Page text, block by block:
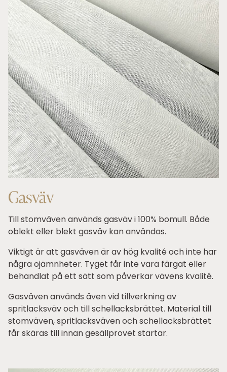
Gasväv
Till stomväven används gasväv i 100% bomull. Både
oblekt eller blekt gasväv kan användas.
Viktigt är att gasväven är av hög kvalité och inte har
några ojämnheter. Tyget får inte vara färgat eller
behandlat på ett sätt som påverkar vävens kvalité.
Gasväven används även vid tillverkning av
spritlacksväv och till schellacksbrättet. Material till
stomväven, spritlacksväven och schellacksbrättet
får skäras till innan gesällprovet startar.